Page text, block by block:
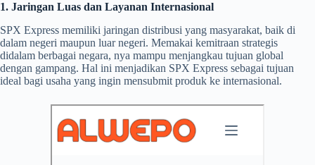
1. Jaringan Luas dan Layanan Internasional
SPX Express memiliki jaringan distribusi yang masyarakat, baik di
dalam negeri maupun luar negeri. Memakai kemitraan strategis
didalam berbagai negara, nya mampu menjangkau tujuan global
dengan gampang. Hal ini menjadikan SPX Express sebagai tujuan
ideal bagi usaha yang ingin mensubmit produk ke internasional.